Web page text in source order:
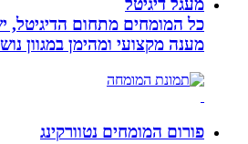
מעגל דיגיטל
כל המומחים מתחום הדיגיטל,
מענה מקצועי ומהימן במגוון נושאים!
פורום המומחים נטוורקינג